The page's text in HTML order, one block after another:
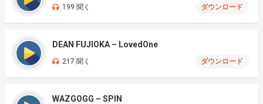
199 聞く ダウンロード
DEAN FUJIOKA – LovedOne
217 聞く ダウンロード
WAZGOGG – SPIN